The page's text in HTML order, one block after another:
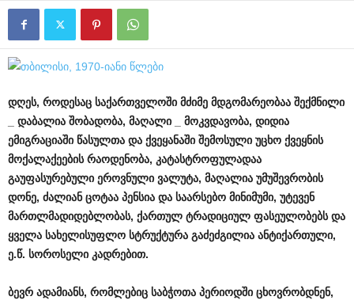
დღეს, როდესაც საქართველოში მძიმე მდგომარეობაა შექმნილი
დაბალია შობადობა, მაღალი მოკვდავობა, დიდია
ემიგრაციაში წასულთა და ქვეყანაში შემოსული უცხო ქვეყნის
მოქალაქეების რაოდენობა, კატასტროფულადაა
გაუფასურებული ეროვნული ვალუტა, მაღალია უმუშევრობის
დონე, ძალიან ცოტაა პენსია და საარსებო მინიმუმი, უტევენ
მართლმადიდებლობას, ქართულ ტრადიციულ ფასეულობებს და
ყველა სახელისუფლო სტრუქტურა გაძეძგილია ანტიქართული,
ე.წ. სოროსელი კადრებით.
ბევრ ადამიანს, რომლებიც საბჭოთა პერიოდში ცხოვრობდნენ,